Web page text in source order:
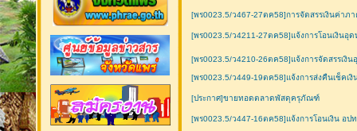
[พร0023.5/ว467-27ตค58]การจัดสรรเงินค่าภ
[พร0023.5/ว4211-27ตค58]แจ้งการโอนเงิน
[พร0023.5/ว4210-26ตค58]แจ้งการจัดสรรเงิ
[พร0023.5/ว449-19ตค58]แจ้งการส่งคืนเช็ค
[ประกาศ]ขายทอดตลาดพัสดุครุภัณฑ์
[พร0023.5/ว447-16ตค58]แจ้งการโอนเงิน อป